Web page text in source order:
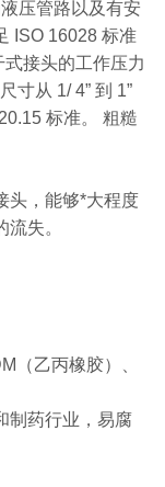
压管路以及有安
ISO 16028 标准
接头的工作压力
寸从 1/ 4” 到 1”
标准。 粗糙
头，能够*大程度
失。
（乙丙橡胶）、
制药行业，易腐